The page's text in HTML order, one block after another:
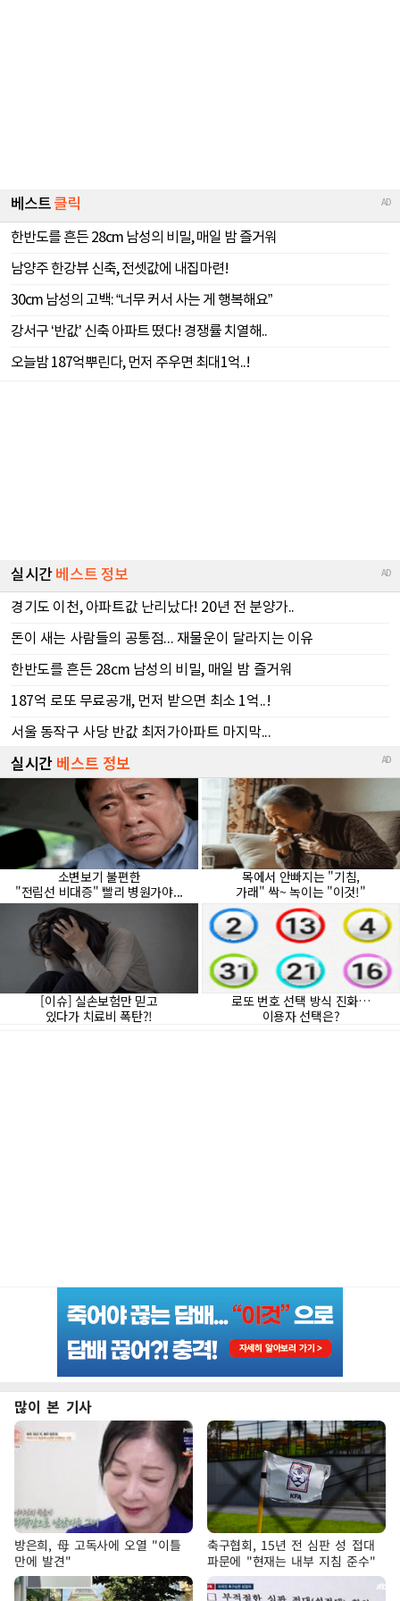
많이 본 기사
방은희, 母 고독사에 오열 "이틀
만에 발견"
축구협회, 15년 전 심판 성 접대
파문에 "현재는 내부 지침 준수"